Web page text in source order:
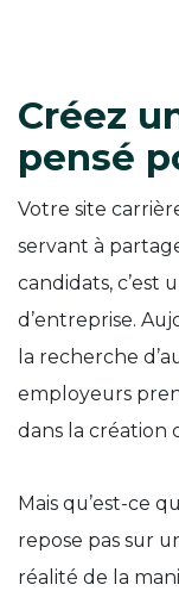
Créez
pensé
Votre site
servant à
candidats,
d’entreprise.
la recherche
employeurs
dans la création
Mais qu’est-ce
repose pas sur
réalité de la